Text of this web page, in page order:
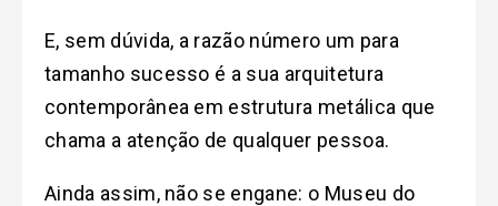
E, sem dúvida, a razão número um para
tamanho sucesso é a sua arquitetura
contemporânea em estrutura metálica que
chama a atenção de qualquer pessoa.
Ainda assim, não se engane: o Museu do